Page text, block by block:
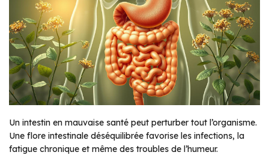
Un intestin en mauvaise santé peut perturber tout l’organisme.
Une flore intestinale déséquilibrée favorise les infections, la
fatigue chronique et même des troubles de l’humeur.